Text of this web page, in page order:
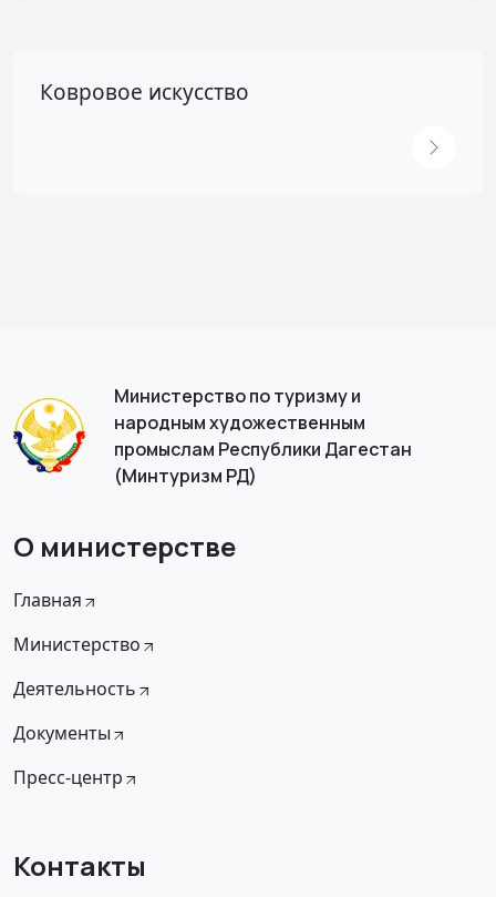
Ковровое искусство
Министерство по туризму и
народным художественным
промыслам Республики Дагестан
(Минтуризм РД)
О министерстве
Главная
Министерство
Деятельность
Документы
Пресс-центр
Контакты